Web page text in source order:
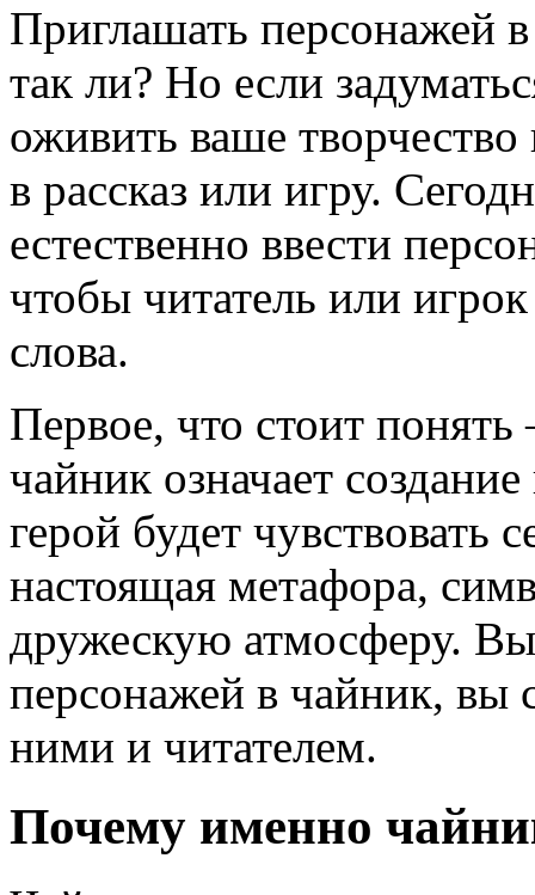
Приглашать персонажей
так ли? Но если
оживить ваше
в рассказ или игру.
естественно ввести
чтобы читатель или
слова.
Первое, что стоит
чайник означает
герой будет чувствовать
настоящая метафора,
дружескую атмосферу.
персонажей в чайник, вы
ними и читателем.
Почему именно